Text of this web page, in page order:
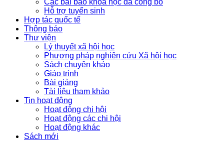
Các bài báo khoa học đã công bố
Hỗ trợ tuyển sinh
Hợp tác quốc tế
Thông báo
Thư viện
Lý thuyết xã hội học
Phương pháp nghiên cứu Xã hội học
Sách chuyên khảo
Giáo trình
Bài giảng
Tài liệu tham khảo
Tin hoạt động
Hoạt động chi hội
Hoạt động các chi hội
Hoạt động khác
Sách mới